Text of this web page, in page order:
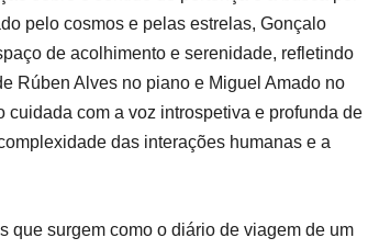
pelo cosmos e pelas estrelas, Gonçalo
de acolhimento e serenidade, refletindo
Rúben Alves no piano e Miguel Amado no
cuidada com a voz introspetiva e profunda de
das interações humanas e a
que surgem como o diário de viagem de um